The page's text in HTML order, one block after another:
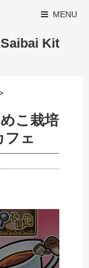
MENU
Kit
こ栽培
フェ